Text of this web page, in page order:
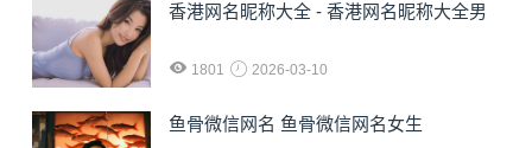
香港网名昵称大全 - 香港网名昵称大全男
1801 2026-03-10
鱼骨微信网名 鱼骨微信网名女生